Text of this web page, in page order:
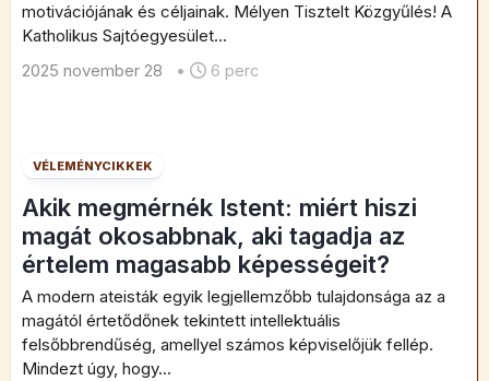
motivációjának és céljainak. Mélyen Tisztelt Közgyűlés! A
Katholikus Sajtóegyesület...
2025 november 28
• 6 perc
VÉLEMÉNYCIKKEK
Akik megmérnék Istent: miért hiszi
magát okosabbnak, aki tagadja az
értelem magasabb képességeit?
A modern ateisták egyik legjellemzőbb tulajdonsága az a
magától értetődőnek tekintett intellektuális
felsőbbrendűség, amellyel számos képviselőjük fellép.
Mindezt úgy, hogy...